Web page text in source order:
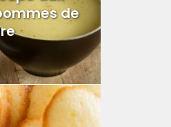
de